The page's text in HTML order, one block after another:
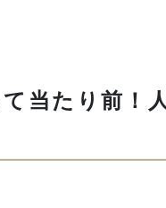
当たり前！